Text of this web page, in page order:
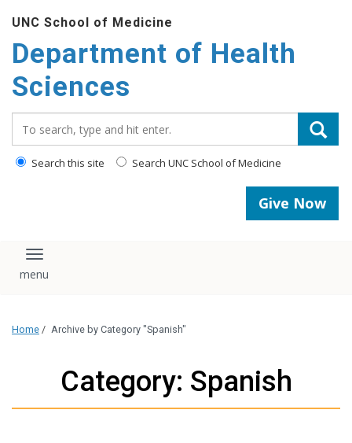
main
content
UNC School of Medicine
Department of Health
Sciences
Search this site Search UNC School of Medicine
Give Now
Toggle navigation
Home / Archive by Category "Spanish"
Category: Spanish